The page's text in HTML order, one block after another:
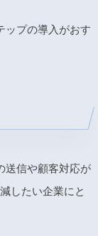
ップの導入がおす
送信や顧客対応が
したい企業にと